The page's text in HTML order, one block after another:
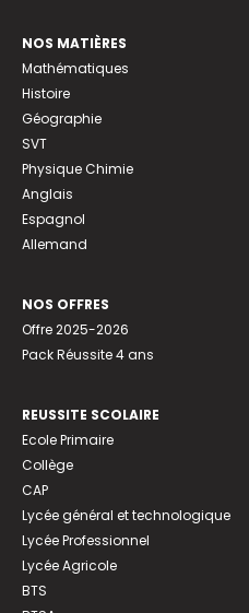
NOS MATIÈRES
Mathématiques
Histoire
Géographie
SVT
Physique Chimie
Anglais
Espagnol
Allemand
NOS OFFRES
Offre 2025-2026
Pack Réussite 4 ans
REUSSITE SCOLAIRE
Ecole Primaire
Collège
CAP
Lycée général et technologique
Lycée Professionnel
Lycée Agricole
BTS